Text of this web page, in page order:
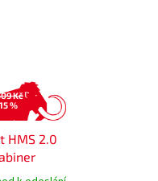
Kč
%
HMS 2.0